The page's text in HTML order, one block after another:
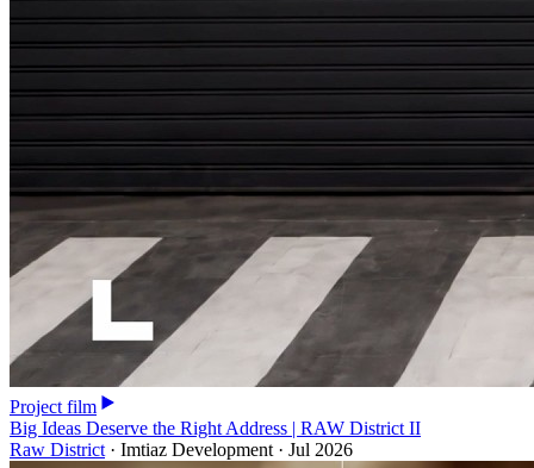
Project film
Big Ideas Deserve the Right Address | RAW District II
Raw District · Imtiaz Development · Jul 2026